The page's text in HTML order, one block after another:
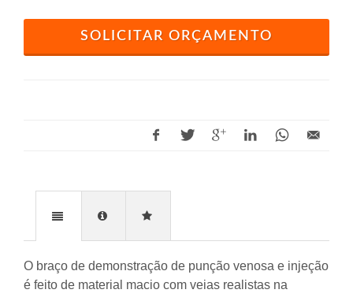
SOLICITAR ORÇAMENTO
O braço de demonstração de punção venosa e injeção
é feito de material macio com veias realistas na